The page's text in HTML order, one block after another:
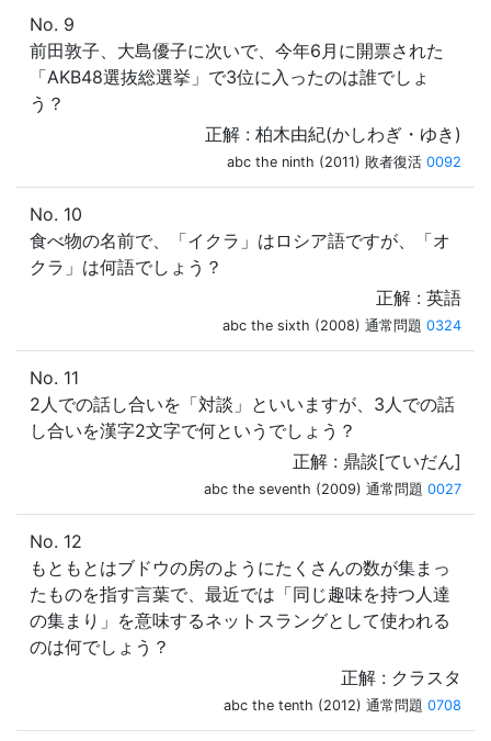
No. 9
前田敦子、大島優子に次いで、今年6月に開票された
「AKB48選抜総選挙」で3位に入ったのは誰でしょ
う？
正解 : 柏木由紀(かしわぎ・ゆき)
abc the ninth (2011) 敗者復活 0092
No. 10
食べ物の名前で、「イクラ」はロシア語ですが、「オ
クラ」は何語でしょう？
正解 : 英語
abc the sixth (2008) 通常問題 0324
No. 11
2人での話し合いを「対談」といいますが、3人での話
し合いを漢字2文字で何というでしょう？
正解 : 鼎談[ていだん]
abc the seventh (2009) 通常問題 0027
No. 12
もともとはブドウの房のようにたくさんの数が集まっ
たものを指す言葉で、最近では「同じ趣味を持つ人達
の集まり」を意味するネットスラングとして使われる
のは何でしょう？
正解 : クラスタ
abc the tenth (2012) 通常問題 0708